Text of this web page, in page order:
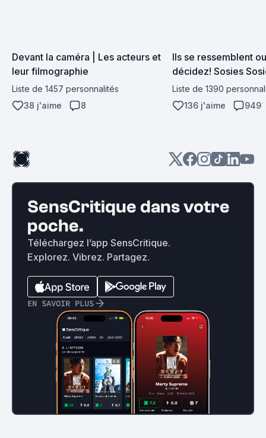
Devant la caméra | Les acteurs et
leur filmographie
Liste de 1457 personnalités
38 j'aime
8
Ils se ressemblent
décidez! Sosies
Liste de 1390
136 j'aime
949
SensCritique dans votre
poche.
Téléchargez l’app SensCritique.
Explorez. Vibrez. Partagez.
EN SAVOIR PLUS